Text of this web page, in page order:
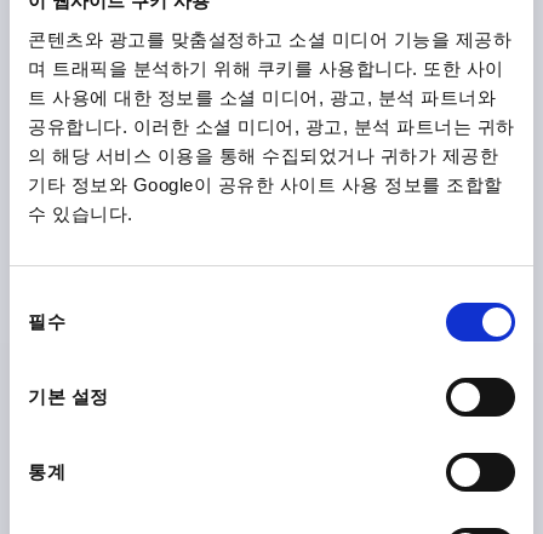
콘텐츠와 광고를 맞춤설정하고 소셜 미디어 기능을 제공하
며 트래픽을 분석하기 위해 쿠키를 사용합니다. 또한 사이
트 사용에 대한 정보를 소셜 미디어, 광고, 분석 파트너와
공유합니다. 이러한 소셜 미디어, 광고, 분석 파트너는 귀하
의 해당 서비스 이용을 통해 수집되었거나 귀하가 제공한
기타 정보와 Google이 공유한 사이트 사용 정보를 조합할
수 있습니다.
필수
기본 설정
통계
K1916
스러스트 패드 고정핀 포함
시작하여
세부 사항